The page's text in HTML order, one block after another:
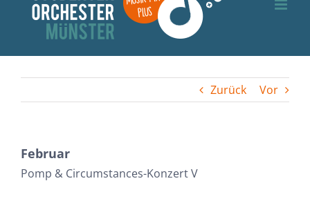
Zurück Vor
Februar
Pomp & Circumstances-Konzert V